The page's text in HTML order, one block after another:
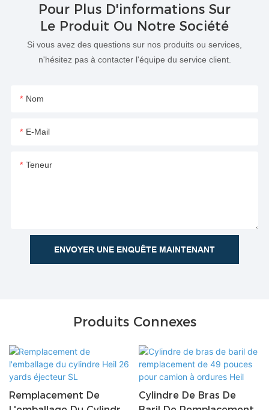
Pour Plus D'informations Sur
Le Produit Ou Notre Société
Si vous avez des questions sur nos produits ou services,
n'hésitez pas à contacter l'équipe du service client.
Nom
E-Mail
Teneur
ENVOYER UNE ENQUÊTE MAINTENANT
Produits Connexes
Remplacement De
Cylindre De Bras De